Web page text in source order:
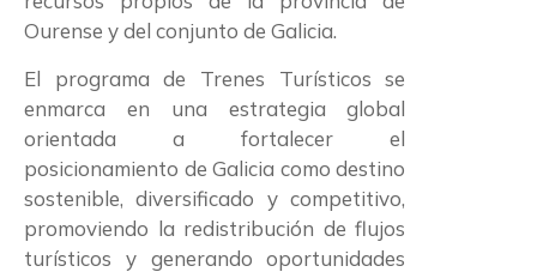
Ourense y del conjunto de Galicia.
El programa de Trenes Turísticos se
enmarca en una estrategia global
orientada a fortalecer el
posicionamiento de Galicia como destino
sostenible, diversificado y competitivo,
promoviendo la redistribución de flujos
turísticos y generando oportunidades